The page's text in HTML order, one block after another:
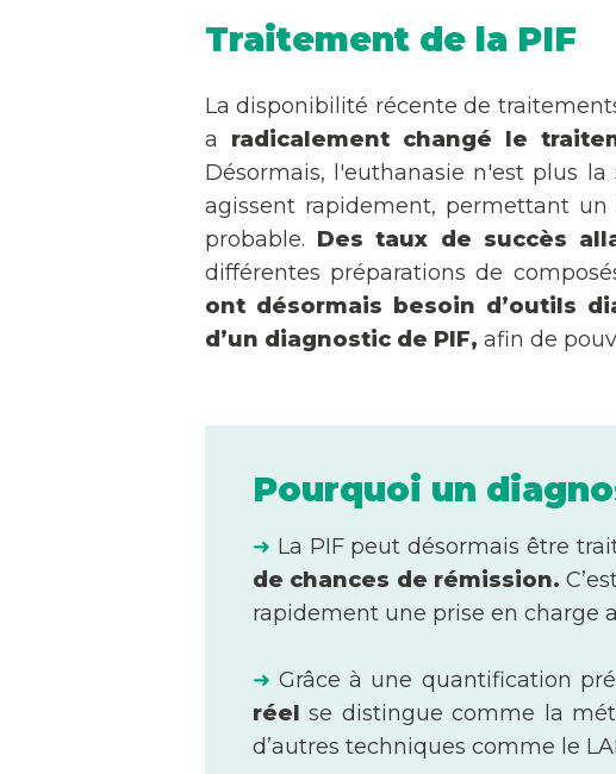
Traitement de la PIF
La disponibilité récente de
a radicalement changé le
Désormais, l'euthanasie n'est plus
agissent rapidement, permettant
probable. Des taux de succès
différentes préparations de
ont désormais besoin d’outils
d’un diagnostic de PIF, afin de
Pourquoi un
➜ La PIF peut désormais être
de chances de rémission.
rapidement une prise en charge
➜ Grâce à une quantification
réel se distingue comme la
d’autres techniques comme le